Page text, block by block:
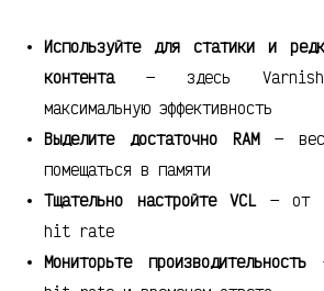
Используйте для статики и
контента— здесь Varnish
максимальную эффективность
Выделите достаточно RAM—
помещаться в памяти
Тщательно настройте VCL— от
hit rate
Мониторьте производительность—